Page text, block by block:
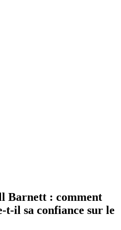
Barnett : comment
t-il sa confiance sur le